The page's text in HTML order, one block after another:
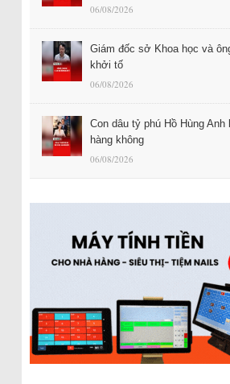
06/08/2026
Giám đốc sở Khoa học và
khởi tố
06/08/2026
Con dâu tỷ phú Hồ Hùng Anh
hàng không
06/08/2026